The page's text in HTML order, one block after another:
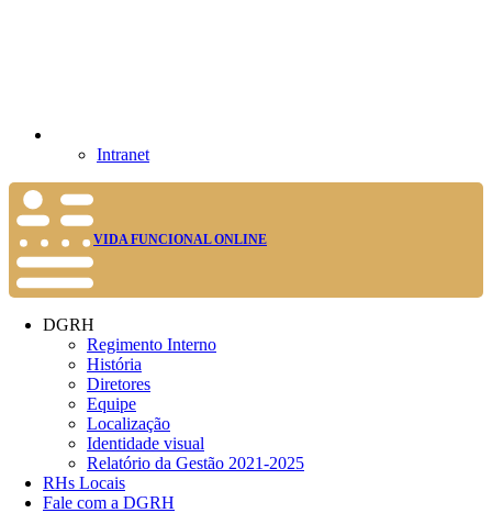
Intranet
VIDA FUNCIONAL ONLINE
DGRH
Regimento Interno
História
Diretores
Equipe
Localização
Identidade visual
Relatório da Gestão 2021-2025
RHs Locais
Fale com a DGRH